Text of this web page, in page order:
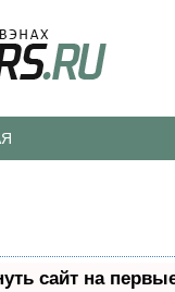
сайт на